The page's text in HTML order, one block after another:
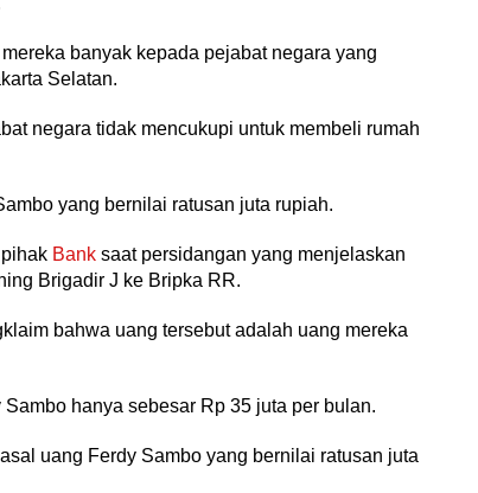
banyak kepada pejabat negara yang
Selatan.
negara tidak mencukupi untuk membeli rumah
yang bernilai ratusan juta rupiah.
Banksaat persidangan yang menjelaskan
Brigadir J ke Bripka RR.
bahwa uang tersebut adalah uang mereka
hanya sebesar Rp 35 juta per bulan.
uang Ferdy Sambo yang bernilai ratusan juta